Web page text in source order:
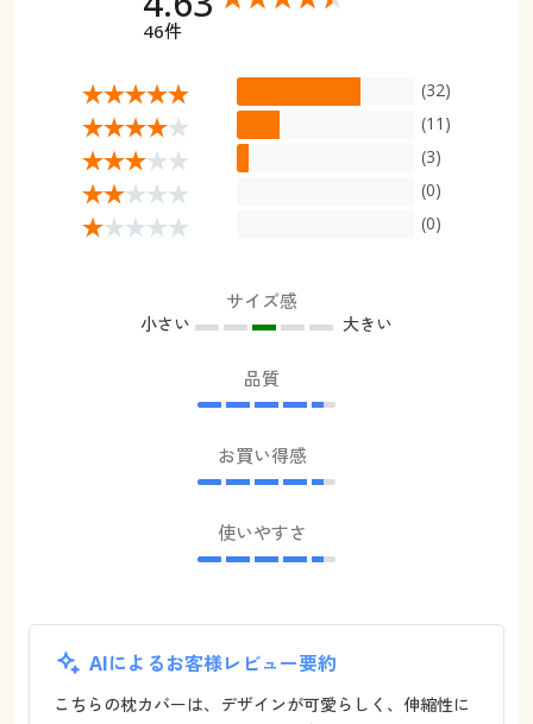
ご利用ガイド
よくある質問とお問い合わせ
よくある質問とお問い合わせ
46件
(32)
(11)
(3)
(0)
(0)
サイズ感
小さい 大きい
品質
お買い得感
使いやすさ
AIによるお客様レビュー要約
こちらの枕カバーは、デザインが可愛らしく、伸縮性に